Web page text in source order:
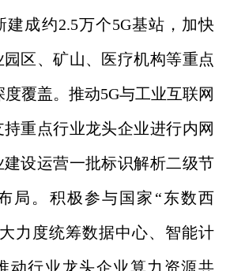
建成约2.5万个5G基站，加快
区、矿山、医疗机构等重点
度覆盖。推动5G与工业互联网
重点行业龙头企业进行内网
设运营一批标识解析二级节
局。积极参与国家“东数西
力度统筹数据中心、智能计
动行业龙头企业算力资源共